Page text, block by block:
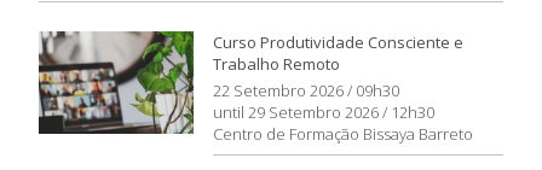
Curso Produtividade Consciente e
Trabalho Remoto
22 Setembro 2026 / 09h30
until 29 Setembro 2026 / 12h30
Centro de Formação Bissaya Barreto